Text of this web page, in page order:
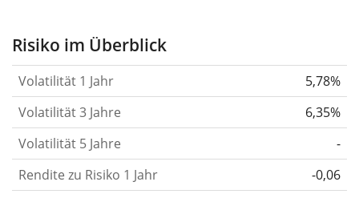
Aktie, des ETF, usw.) in der Vergangenheit
gelten im Allgemeinen als risikoreicher. Wir
berechnen die Volatilität auf Basis der Daten der
letzten 1, 3 und 5 Jahre, damit du sehen kannst, ob
die Kursschwankungen im Laufe der Zeit stärker
oder schwächer wurden. Weitere Informationen
Risiko im Überblick
Volatilität 1 Jahr
5,78%
Volatilität 3 Jahre
6,35%
Volatilität 5 Jahre
-
Rendite zu Risiko 1 Jahr
-0,06